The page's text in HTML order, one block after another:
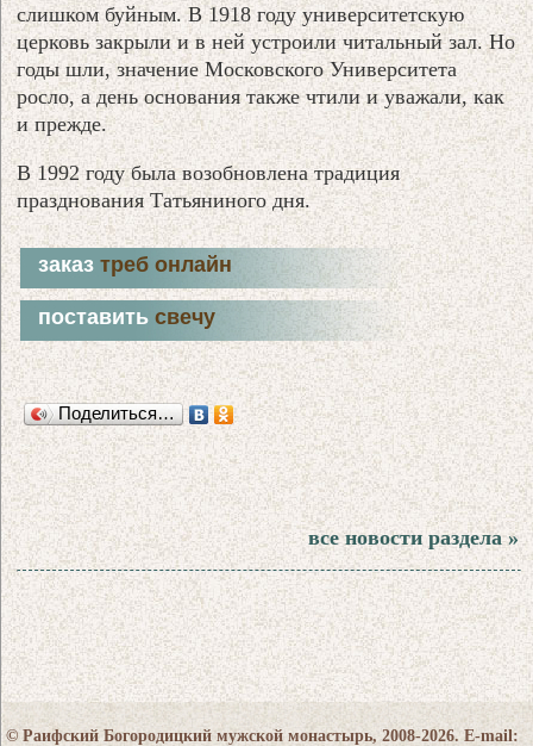
слишком буйным. В 1918 году университетскую
церковь закрыли и в ней устроили читальный зал. Но
годы шли, значение Московского Университета
росло, а день основания также чтили и уважали, как
и прежде.
В 1992 году была возобновлена традиция
празднования Татьяниного дня.
заказтреб онлайн
поставитьсвечу
Поделиться…
все новости раздела »
© Раифский Богородицкий мужской монастырь, 2008-2026. E-mail: